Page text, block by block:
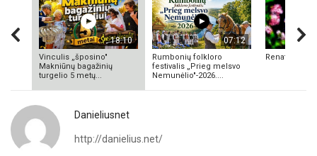
18:10
Vinculis „šposino"
Makniūnų bagažinių
turgelio 5 metų...
07:12
Rumbonių folkloro
festivalis „Prieg melsvo
Nemunėlio"-2026....
Renata
Danieliusnet
http://danielius.net/